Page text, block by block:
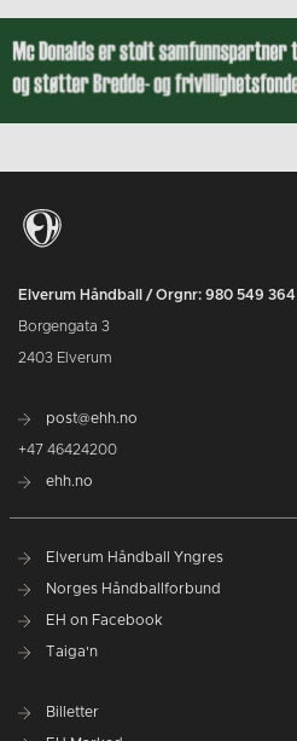
Elverum Håndball / Orgnr: 980 549 364
Borgengata 3
2403 Elverum
post@ehh.no
+47 46424200
ehh.no
Elverum Håndball Yngres
Norges Håndballforbund
EH on Facebook
Taiga'n
Billetter